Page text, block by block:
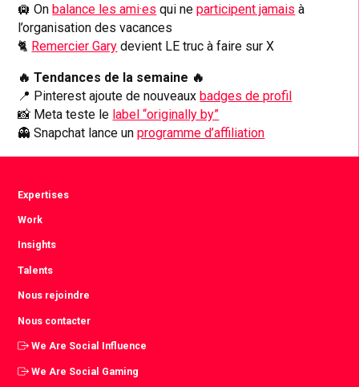
🛄 Onbalance les ami·es qui neparticipent jamais à
l’organisation des vacances
🐈 Remercier Gary devient LE truc à faire sur X
🔥 Tendances de la semaine 🔥
📍 Pinterest ajoute de nouveauxbadges de profil
📸 Meta teste le label “originally by”
👻 Snapchat lance unprogramme d’affiliation
Expertises
Work
Insights
Talents
Nous rejoindre
Nous contacter
We Are Social Influence
We Are Social Gaming